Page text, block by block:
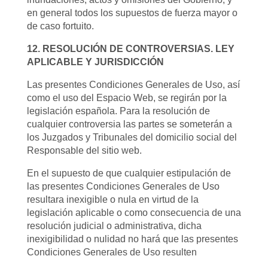
en general todos los supuestos de fuerza mayor o
de caso fortuito.
12. RESOLUCIÓN DE CONTROVERSIAS. LEY
APLICABLE Y JURISDICCIÓN
Las presentes Condiciones Generales de Uso, así
como el uso del Espacio Web, se regirán por la
legislación española. Para la resolución de
cualquier controversia las partes se someterán a
los Juzgados y Tribunales del domicilio social del
Responsable del sitio web.
En el supuesto de que cualquier estipulación de
las presentes Condiciones Generales de Uso
resultara inexigible o nula en virtud de la
legislación aplicable o como consecuencia de una
resolución judicial o administrativa, dicha
inexigibilidad o nulidad no hará que las presentes
Condiciones Generales de Uso resulten